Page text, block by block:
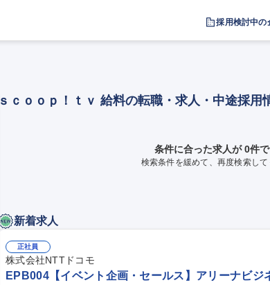
採用検討中の
ｓｃｏｏｐ！ｔｖ 給料の転職・求人・中途採用
条件に合った求人が 0件
検索条件を緩めて、再度検索し
新着求人
正社員
株式会社NTTドコモ
EPB004【イベント企画・セールス】アリーナビジ